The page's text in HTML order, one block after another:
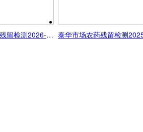
泰华市场农药残留检测2026-3-31